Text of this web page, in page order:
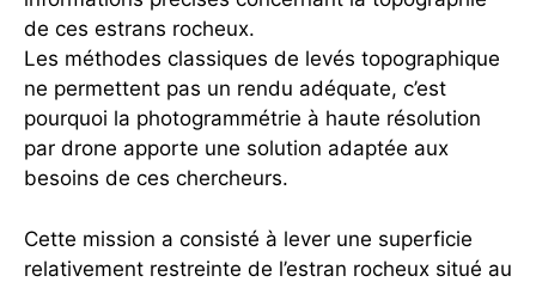
de ces estrans rocheux.
Les méthodes classiques de levés topographique
ne permettent pas un rendu adéquate, c’est
pourquoi la photogrammétrie à haute résolution
par drone apporte une solution adaptée aux
besoins de ces chercheurs.
Cette mission a consisté à lever une superficie
relativement restreinte de l’estran rocheux situé au